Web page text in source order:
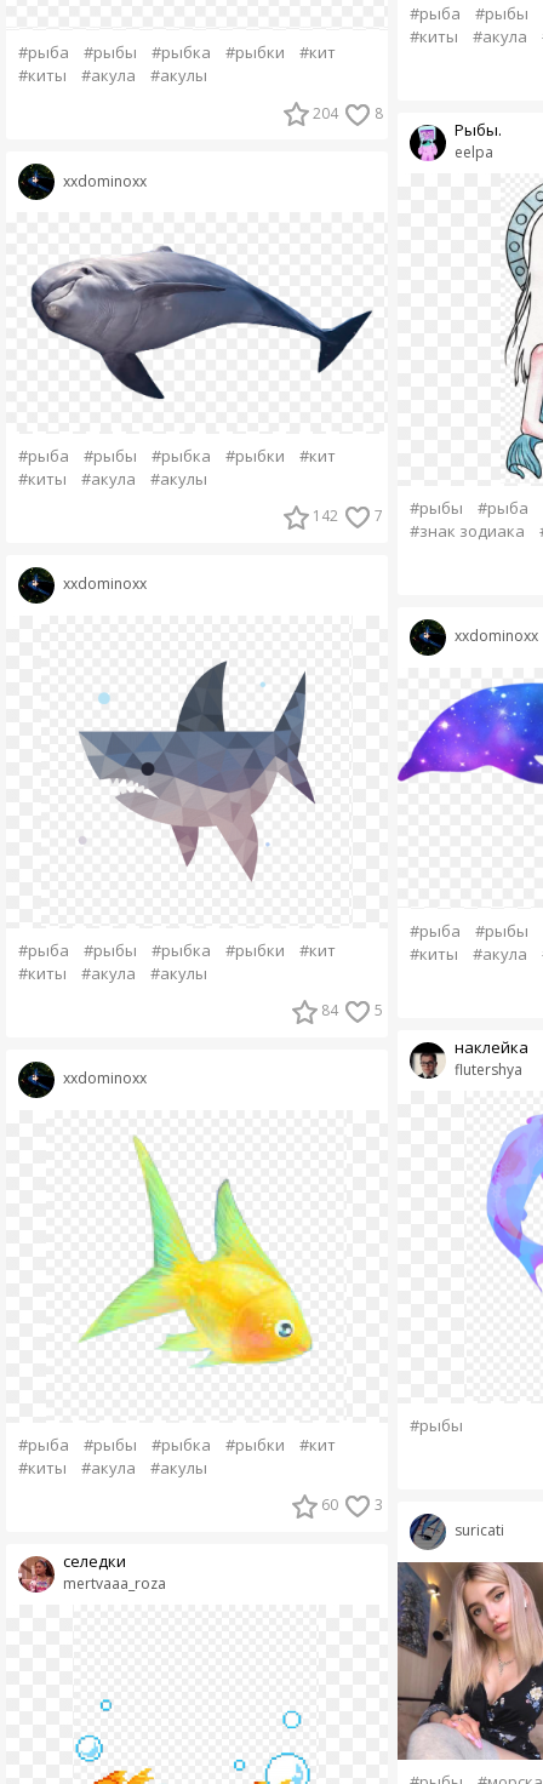
#рыба #рыбы #рыбка #рыбки
#кит
#киты
#акула #акулы
204 8
xxdominoxx
#рыба #рыбы #рыбка #рыбки
#кит
#киты
#акула #акулы
142 7
xxdominoxx
#рыба #рыбы #рыбка #рыбки
#кит
#киты
#акула #акулы
84 5
xxdominoxx
#рыба #рыбы #рыбка #рыбки
#кит
#киты
#акула #акулы
60 3
mertvaaa_roza
селедки
#рыба #рыбы
#киты
#акула
eelpa
Рыбы.
#рыбы #рыба
#знак зодиака
xxdominoxx
#рыба #рыбы
#киты
#акула
flutershya
наклейка
#рыбы
suricati